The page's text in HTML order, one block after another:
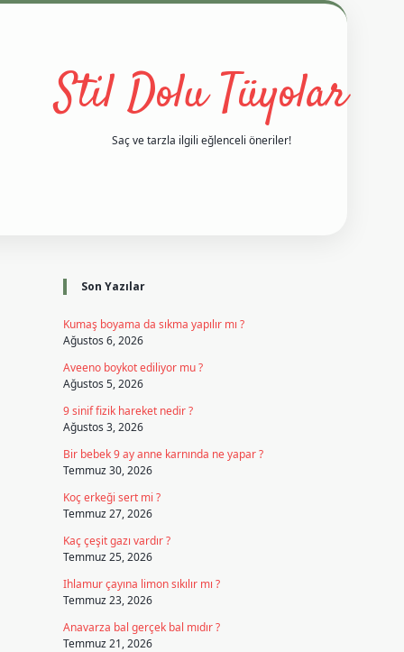
Stil Dolu Tüyolar
Saç ve tarzla ilgili eğlenceli öneriler!
Sidebar
Son Yazılar
Kumaş boyama da sıkma yapılır mı ?
Ağustos 6, 2026
Aveeno boykot ediliyor mu ?
Ağustos 5, 2026
9 sinif fizik hareket nedir ?
Ağustos 3, 2026
Bir bebek 9 ay anne karnında ne yapar ?
Temmuz 30, 2026
Koç erkeği sert mi ?
Temmuz 27, 2026
Kaç çeşit gazı vardır ?
Temmuz 25, 2026
Ihlamur çayına limon sıkılır mı ?
Temmuz 23, 2026
Anavarza bal gerçek bal mıdır ?
Temmuz 21, 2026